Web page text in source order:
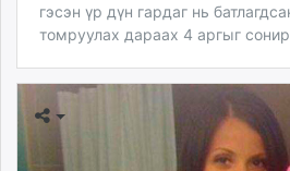
гэсэн үр дүн гардаг нь
томруулах дараах 4 аргыг